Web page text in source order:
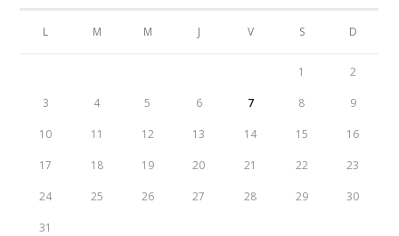
L M M J V S D
1 2
3 4 5 6 7 8 9
10 11 12 13 14 15 16
17 18 19 20 21 22 23
24 25 26 27 28 29 30
31